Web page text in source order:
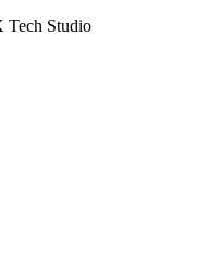
Tech Studio